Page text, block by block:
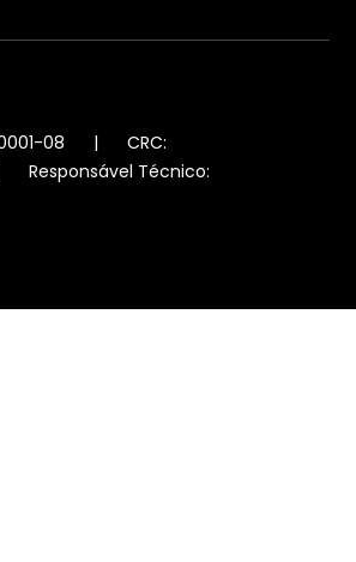
0001-08 | CRC:
Responsável Técnico: